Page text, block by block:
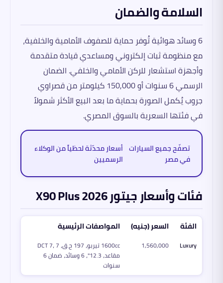
السلامة والضمان
6 وسائد هوائية تُوفر حماية للصفوف الأمامية والخلفية،
مع منظومة ثبات إلكتروني ومساعدي قيادة متقدمة
وأجهزة استشعار للركن الأمامي والخلفي. الضمان
الرسمي 6 سنوات أو 150,000 كيلومتر من قصراوي
جروب يُكمل الصورة بحماية ما بعد البيع الأكثر شمولاً
في فئتها السعرية بالسوق المصري.
تصفّح جميع السيارات
في مصر
أسعار محدّثة لحظياً من الوكلاء
الرسميين
فئات وأسعار جيتور X90 Plus 2026
الفئة السعر (جنيه) المواصفات الرئيسية
Luxury
1,560,000
1600cc تيربو، 197 ح.ق، DCT 7، 7
مقاعد، 12.3"، 6 وسائد، ضمان 6
سنوات